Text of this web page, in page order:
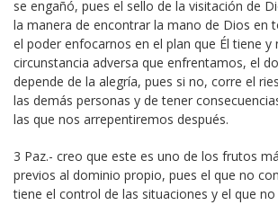
se engañó, pues el sello de la visitación de
la manera de encontrar la mano de Dios en
el poder enfocarnos en el plan que Él tiene y
circunstancia adversa que enfrentamos, el
depende de la alegría, pues si no, corre el
las demás personas y de tener
las que nos arrepentiremos después.
3 Paz.- creo que este es uno de los frutos
previos al dominio propio, pues el que no
tiene el control de las situaciones y el que